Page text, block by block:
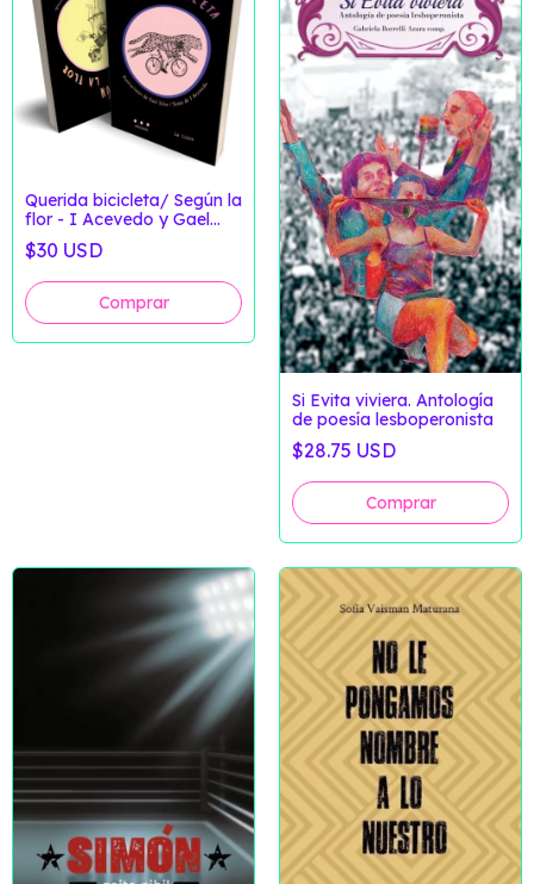
Querida bicicleta/ Según la
flor - I Acevedo y Gael
Silva
$30 USD
Si Evita viviera. Antología
de poesía lesboperonista
$28.75 USD